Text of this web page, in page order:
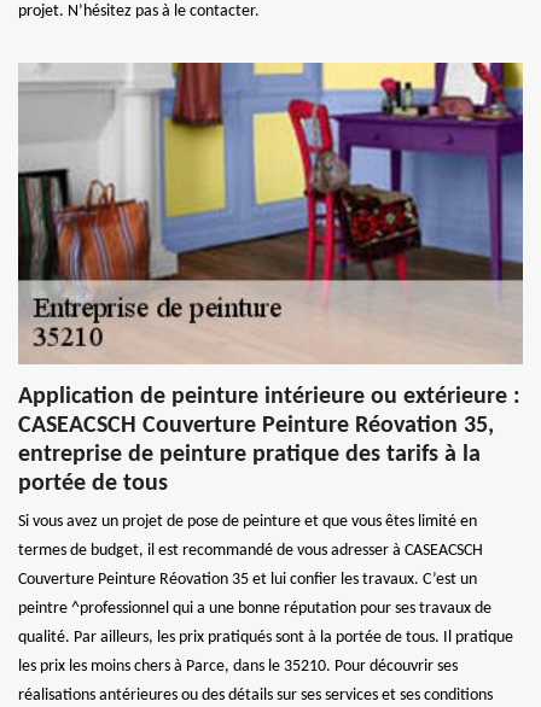
projet. N’hésitez pas à le contacter.
Application de peinture intérieure ou extérieure :
CASEACSCH Couverture Peinture Réovation 35,
entreprise de peinture pratique des tarifs à la
portée de tous
Si vous avez un projet de pose de peinture et que vous êtes limité en
termes de budget, il est recommandé de vous adresser à CASEACSCH
Couverture Peinture Réovation 35 et lui confier les travaux. C’est un
peintre ^professionnel qui a une bonne réputation pour ses travaux de
qualité. Par ailleurs, les prix pratiqués sont à la portée de tous. Il pratique
les prix les moins chers à Parce, dans le 35210. Pour découvrir ses
réalisations antérieures ou des détails sur ses services et ses conditions